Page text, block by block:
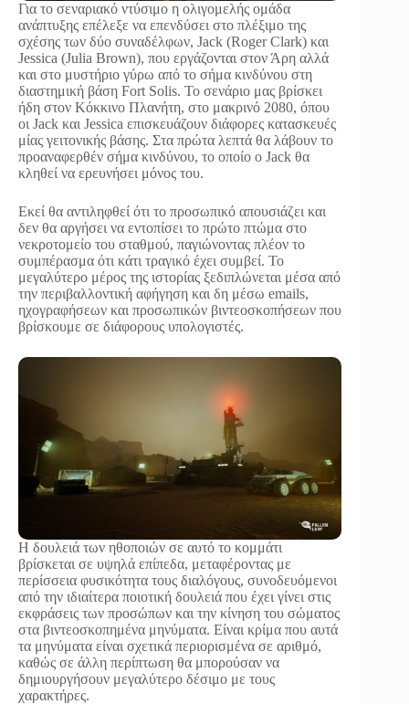
Για το σεναριακό ντύσιμο η ολιγομελής ομάδα
ανάπτυξης επέλεξε να επενδύσει στο πλέξιμο της
σχέσης των δύο συναδέλφων, Jack (Roger Clark) και
Jessica (Julia Brown), που εργάζονται στον Άρη αλλά
και στο μυστήριο γύρω από το σήμα κινδύνου στη
διαστημική βάση Fort Solis. Το σενάριο μας βρίσκει
ήδη στον Κόκκινο Πλανήτη, στο μακρινό 2080, όπου
οι Jack και Jessica επισκευάζουν διάφορες κατασκευές
μίας γειτονικής βάσης. Στα πρώτα λεπτά θα λάβουν το
προαναφερθέν σήμα κινδύνου, το οποίο ο Jack θα
κληθεί να ερευνήσει μόνος του.
Εκεί θα αντιληφθεί ότι το προσωπικό απουσιάζει και
δεν θα αργήσει να εντοπίσει το πρώτο πτώμα στο
νεκροτομείο του σταθμού, παγιώνοντας πλέον το
συμπέρασμα ότι κάτι τραγικό έχει συμβεί. Το
μεγαλύτερο μέρος της ιστορίας ξεδιπλώνεται μέσα από
την περιβαλλοντική αφήγηση και δη μέσω emails,
ηχογραφήσεων και προσωπικών βιντεοσκοπήσεων που
βρίσκουμε σε διάφορους υπολογιστές.
Η δουλειά των ηθοποιών σε αυτό το κομμάτι
βρίσκεται σε υψηλά επίπεδα, μεταφέροντας με
περίσσεια φυσικότητα τους διαλόγους, συνοδευόμενοι
από την ιδιαίτερα ποιοτική δουλειά που έχει γίνει στις
εκφράσεις των προσώπων και την κίνηση του σώματος
στα βιντεοσκοπημένα μηνύματα. Είναι κρίμα που αυτά
τα μηνύματα είναι σχετικά περιορισμένα σε αριθμό,
καθώς σε άλλη περίπτωση θα μπορούσαν να
δημιουργήσουν μεγαλύτερο δέσιμο με τους
χαρακτήρες.